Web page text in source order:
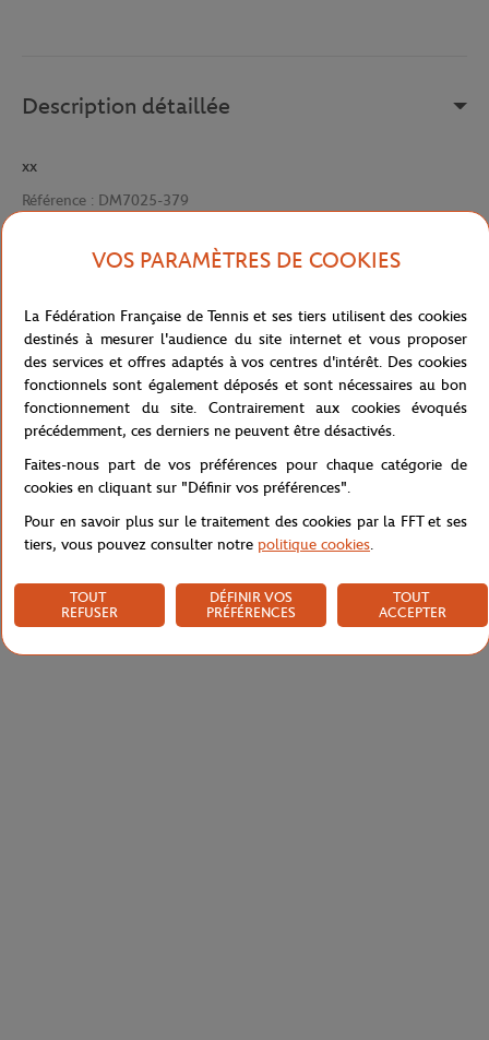
Description détaillée
xx
Référence : DM7025-379
Livraison et retours
VOS PARAMÈTRES DE COOKIES
La Fédération Française de Tennis et ses tiers utilisent des cookies
destinés à mesurer l'audience du site internet et vous proposer
des services et offres adaptés à vos centres d'intérêt. Des cookies
fonctionnels sont également déposés et sont nécessaires au bon
fonctionnement du site. Contrairement aux cookies évoqués
précédemment, ces derniers ne peuvent être désactivés.
Faites-nous part de vos préférences pour chaque catégorie de
cookies en cliquant sur "Définir vos préférences".
Pour en savoir plus sur le traitement des cookies par la FFT et ses
tiers, vous pouvez consulter notre politique cookies.
TOUT
REFUSER
DÉFINIR VOS
PRÉFÉRENCES
TOUT
ACCEPTER